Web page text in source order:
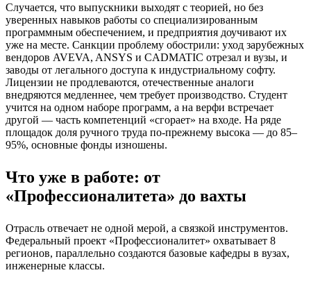
Случается, что выпускники выходят с теорией, но без
уверенных навыков работы со специализированным
программным обеспечением, и предприятия доучивают их
уже на месте. Санкции проблему обострили: уход зарубежных
вендоров AVEVA, ANSYS и CADMATIC отрезал и вузы, и
заводы от легального доступа к индустриальному софту.
Лицензии не продлеваются, отечественные аналоги
внедряются медленнее, чем требует производство. Студент
учится на одном наборе программ, а на верфи встречает
другой — часть компетенций «сгорает» на входе. На ряде
площадок доля ручного труда по-прежнему высока — до 85–
95%, основные фонды изношены.
Что уже в работе: от
«Профессионалитета» до вахты
Отрасль отвечает не одной мерой, а связкой инструментов.
Федеральный проект «Профессионалитет» охватывает 8
регионов, параллельно создаются базовые кафедры в вузах,
инженерные классы.